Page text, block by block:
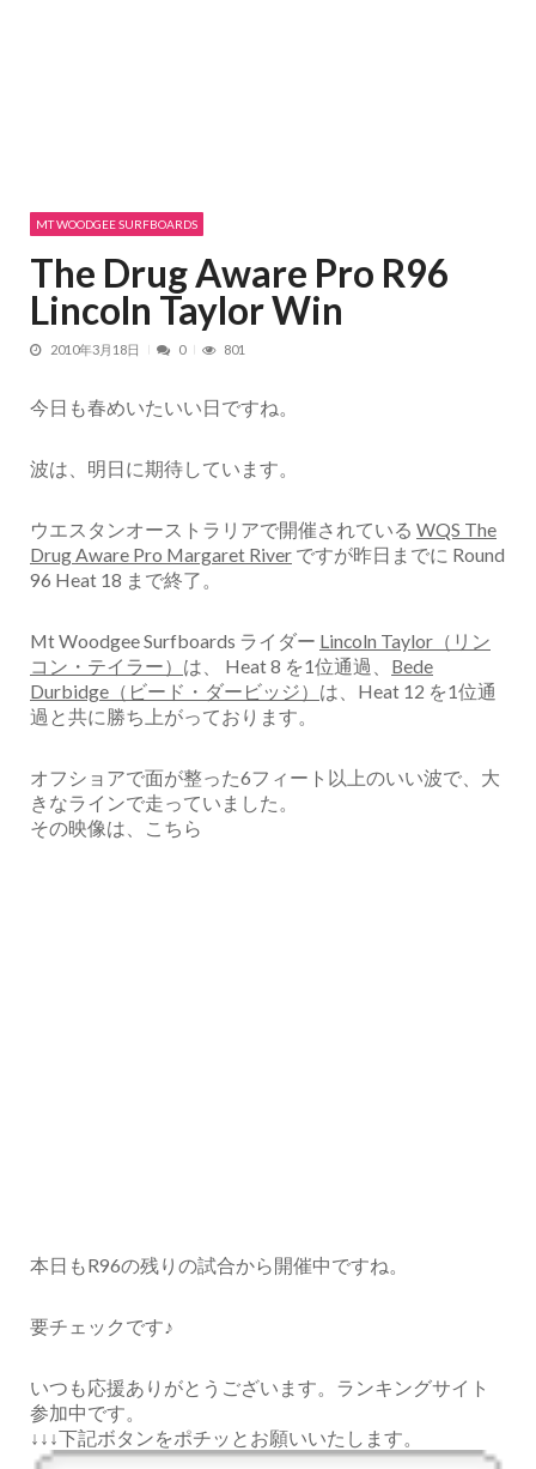
MT WOODGEE SURFBOARDS
The Drug Aware Pro R96
Lincoln Taylor Win
2010年3月18日 0 801
今日も春めいたいい日ですね。
波は、明日に期待しています。
ウエスタンオーストラリアで開催されている WQS The
Drug Aware Pro Margaret River ですが昨日までに Round
96 Heat 18 まで終了。
Mt Woodgee Surfboards ライダー Lincoln Taylor（リン
コン・テイラー） は、 Heat 8 を1位通過、 Bede
Durbidge（ビード・ダービッジ） は、Heat 12 を1位通
過と共に勝ち上がっております。
オフショアで面が整った6フィート以上のいい波で、大
きなラインで走っていました。
その映像は、こちら
本日もR96の残りの試合から開催中ですね。
要チェックです♪
いつも応援ありがとうございます。ランキングサイト
参加中です。
↓↓↓下記ボタンをポチッとお願いいたします。